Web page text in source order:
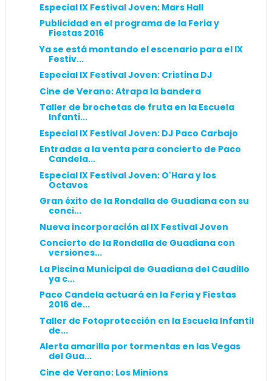
Especial IX Festival Joven: Mars Hall
Publicidad en el programa de la Feria y
Fiestas 2016
Ya se está montando el escenario para el IX
Festiv...
Especial IX Festival Joven: Cristina DJ
Cine de Verano: Atrapa la bandera
Taller de brochetas de fruta en la Escuela
Infanti...
Especial IX Festival Joven: DJ Paco Carbajo
Entradas a la venta para concierto de Paco
Candela...
Especial IX Festival Joven: O'Hara y los
Octavos
Gran éxito de la Rondalla de Guadiana con su
conci...
Nueva incorporación al IX Festival Joven
Concierto de la Rondalla de Guadiana con
versiones...
La Piscina Municipal de Guadiana del Caudillo
ya c...
Paco Candela actuará en la Feria y Fiestas
2016 de...
Taller de Fotoprotección en la Escuela Infantil
de...
Alerta amarilla por tormentas en las Vegas
del Gua...
Cine de Verano: Los Minions